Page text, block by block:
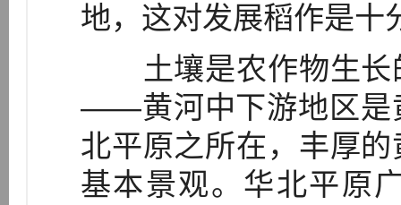
地，这对发展稻作是十
土壤是农作物生长
——黄河中下游地区是
北平原之所在，丰厚
基本景观。华北平原